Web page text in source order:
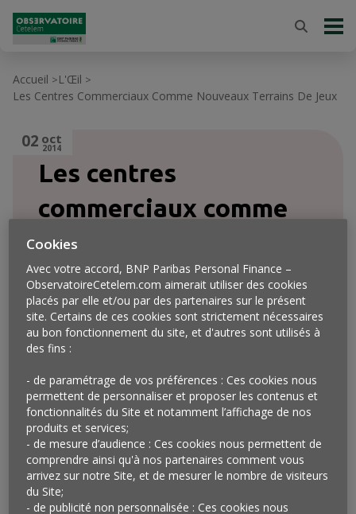
Accueil >L'Œil >
Les Centres Commerciaux Comme Nouveaux Terrains De Jeux
Les centres
commerciaux comme
nouveaux terrains de
jeux
02 oct
2014
Cookies
Avec votre accord, BNP Paribas Personal Finance –
ObservatoireCetelem.com aimerait utiliser des cookies
placés par elle et/ou par des partenaires sur le présent
site. Certains de ces cookies sont strictement nécessaires
au bon fonctionnement du site, et d'autres sont utilisés à
des fins :
- de paramétrage de vos préférences : Ces cookies nous
permettent de personnaliser et proposer les contenus et
fonctionnalités du Site et notamment l’affichage de nos
produits et services;
- de mesure d’audience : Ces cookies nous permettent de
comprendre ainsi qu'à nos partenaires comment vous
arrivez sur notre Site, et de mesurer le nombre de visiteurs
du Site;
- de publicité non personnalisée : Ces cookies nous